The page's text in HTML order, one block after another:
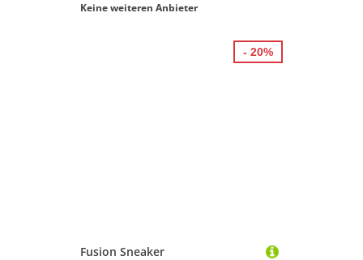
Keine weiteren Anbieter
Fusion Sneaker
- 20%